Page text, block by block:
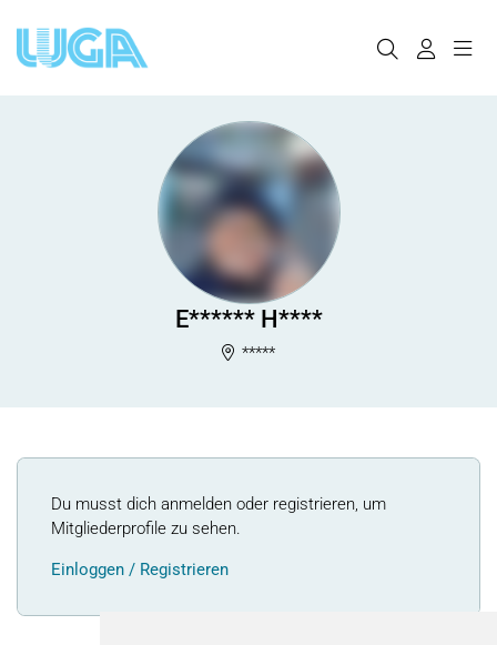
E****** H****
*****
Du musst dich anmelden oder registrieren, um
Mitgliederprofile zu sehen.
Einloggen / Registrieren